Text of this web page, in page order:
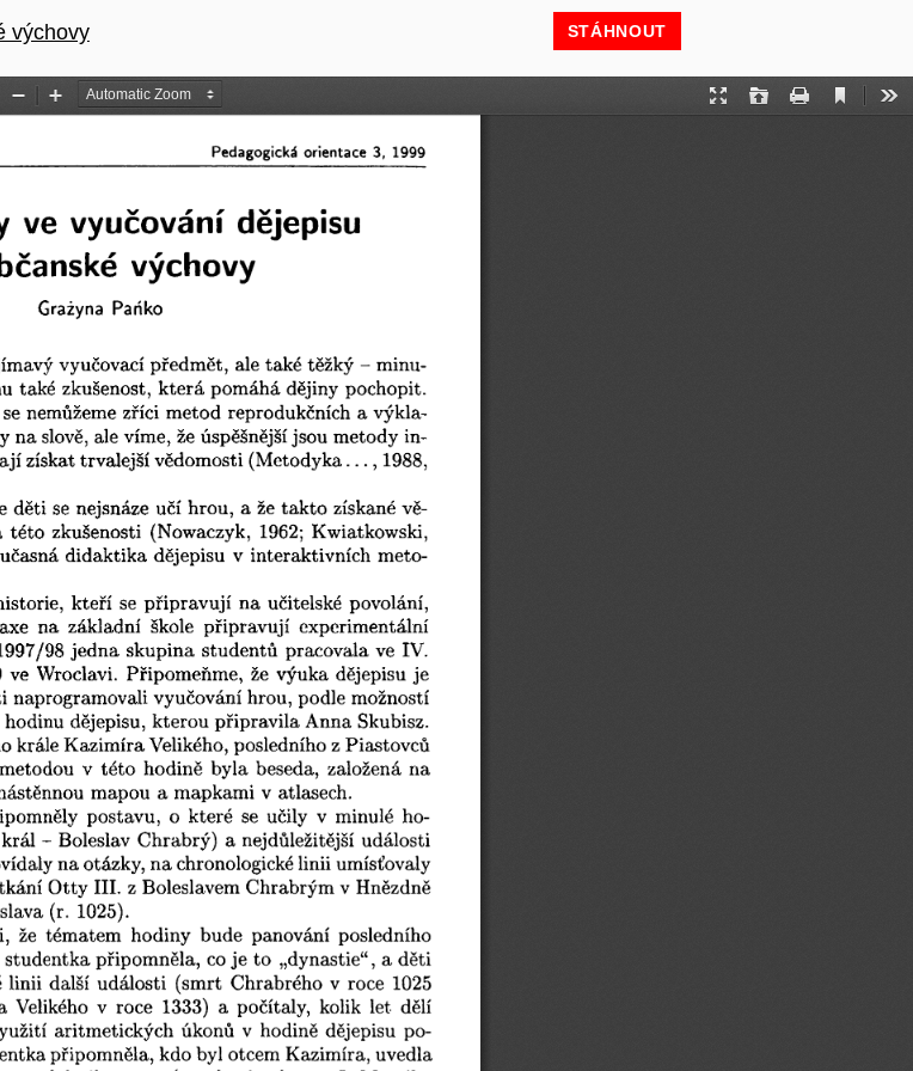
výchovy STÁHNOUT